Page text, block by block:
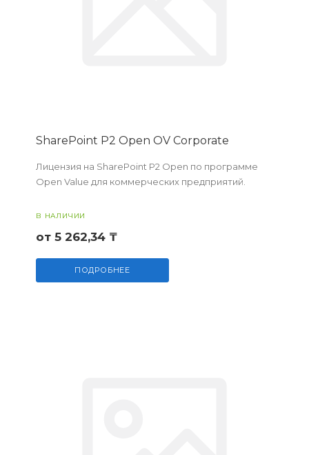
SharePoint P2 Open OV Corporate
Лицензия на SharePoint P2 Open по программе
Open Value для коммерческих предприятий.
В НАЛИЧИИ
от 5 262,34 ₸
ПОДРОБНЕЕ